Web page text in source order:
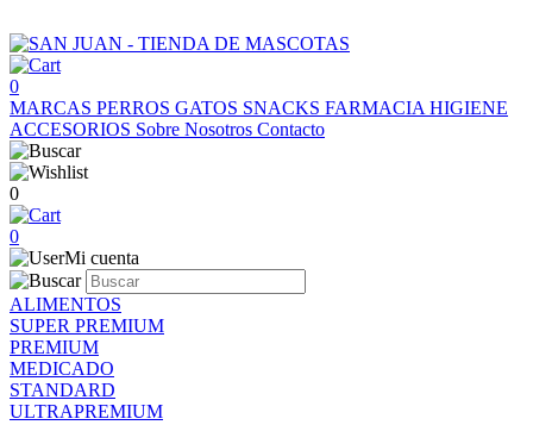
0
MARCAS PERROS GATOS SNACKS FARMACIA HIGIENE
ACCESORIOS Sobre Nosotros Contacto
0
0
Mi cuenta
ALIMENTOS
SUPER PREMIUM
PREMIUM
MEDICADO
STANDARD
ULTRAPREMIUM